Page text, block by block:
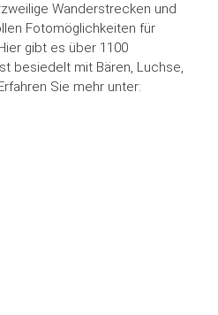
Wanderstrecken und
Fotomöglichkeiten für
gibt es über 1100
besiedelt mit Bären, Luchse,
Sie mehr unter: